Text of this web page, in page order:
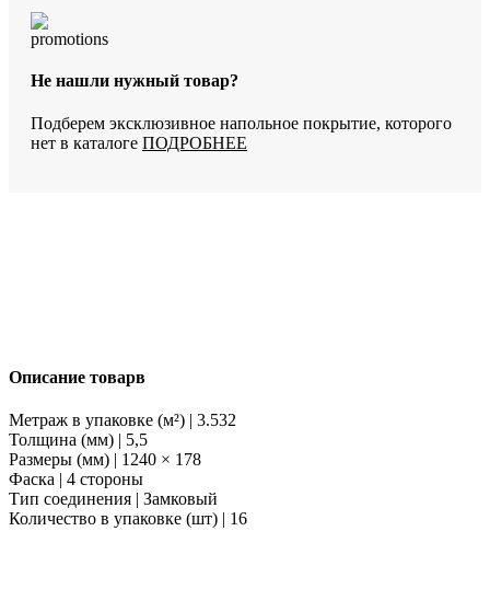
StoneWood
Дуб
Брюно
059-
Не нашли нужный товар?
Подберем эксклюзивное напольное покрытие, которого
нет в каталоге ПОДРОБНЕЕ
Описание товарв
Метраж в упаковке (м²) | 3.532
Толщина (мм) | 5,5
Размеры (мм) | 1240 × 178
Фаска | 4 стороны
Тип соединения | Замковый
Количество в упаковке (шт) | 16